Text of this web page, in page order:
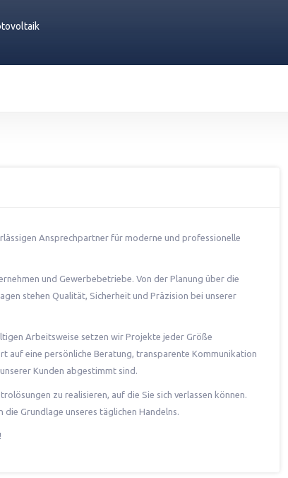
Ansprechpartner für moderne und professionelle
und Gewerbebetriebe. Von der Planung über die
stehen Qualität, Sicherheit und Präzision bei unserer
Arbeitsweise setzen wir Projekte jeder Größe
auf eine persönliche Beratung, transparente Kommunikation
Kunden abgestimmt sind.
zu realisieren, auf die Sie sich verlassen können.
Grundlage unseres täglichen Handelns.